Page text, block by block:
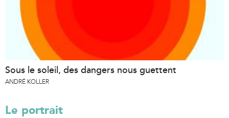
Sous le soleil, des dangers nous guettent
ANDRÉ KOLLER
Le portrait